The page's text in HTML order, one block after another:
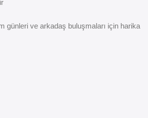
günleri ve arkadaş buluşmaları için harika